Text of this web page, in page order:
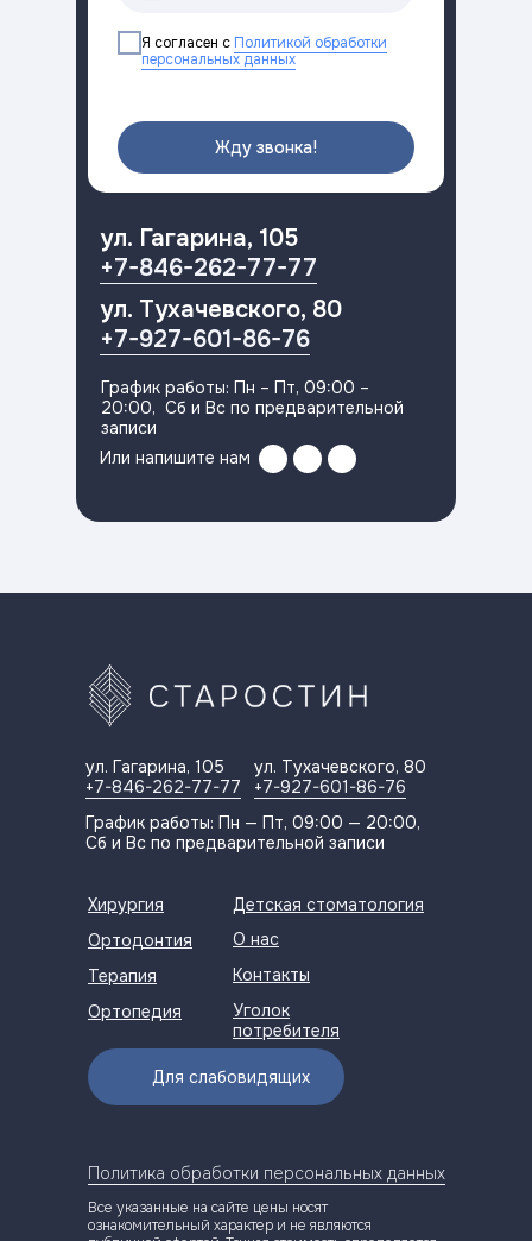
Или напишите нам
График работы: Пн – Пт, 09:00 –
20:00, Сб и Вс по предварительной
записи
ул. Тухачевского, 80
+7-927-601-86-76
ул. Гагарина, 105
+7-846-262-77-77
Я согласен с Политикой обработки
персональных данных
Жду звонка!
График работы: Пн — Пт, 09:00 — 20:00,
Сб и Вс по предварительной записи
ул. Тухачевского, 80
+7-927-601-86-76
Все указанные на сайте цены носят
ознакомительный характер и не являются
Политика обработки персональных данных
Контакты
Уголок
потребителя
О нас
Детская стоматология
Ортопедия
Терапия
Ортодонтия
Хирургия
ул. Гагарина, 105
+7-846-262-77-77
Для слабовидящих